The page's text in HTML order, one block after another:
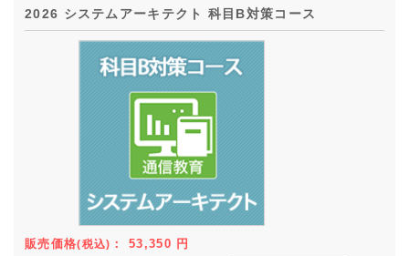
2026 システムアーキテクト 科目B対策コース
販売価格(税込) ：53,350 円